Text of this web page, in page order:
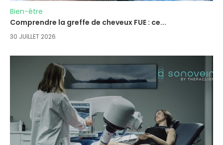
Bien-être
Comprendre la greffe de cheveux FUE : ce...
30 JUILLET 2026